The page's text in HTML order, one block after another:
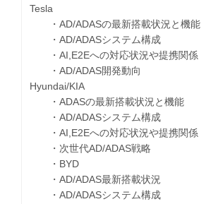
Tesla
・AD/ADASの最新搭載状況と機能
・AD/ADASシステム構成
・AI,E2Eへの対応状況や提携関係
・AD/ADAS開発動向
Hyundai/KIA
・ADASの最新搭載状況と機能
・AD/ADASシステム構成
・AI,E2Eへの対応状況や提携関係
・次世代AD/ADAS戦略
・BYD
・AD/ADAS最新搭載状況
・AD/ADASシステム構成